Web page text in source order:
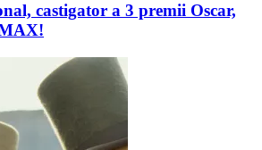
castigator a 3 premii Oscar,